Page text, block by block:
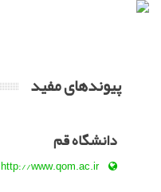
پیوندهای مفید
دانشگاه قم
http://www.qom.ac.ir/